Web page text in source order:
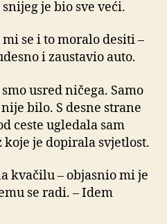
je bio sve veći.
se i to moralo desiti –
i zaustavio auto.
usred ničega. Samo
bilo. S desne strane
ceste ugledala sam
koje je dopirala svjetlost.
kvačilu – objasnio mi je
se radi. – Idem